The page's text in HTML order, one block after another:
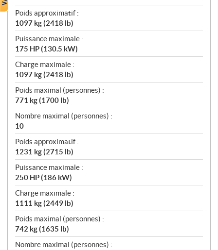
Poids approximatif :
1097 kg (2418 lb)
Puissance maximale :
175 HP (130.5 kW)
Charge maximale :
1097 kg (2418 lb)
Poids maximal (personnes) :
771 kg (1700 lb)
Nombre maximal (personnes) :
10
Poids approximatif :
1231 kg (2715 lb)
Puissance maximale :
250 HP (186 kW)
Charge maximale :
1111 kg (2449 lb)
Poids maximal (personnes) :
742 kg (1635 lb)
Nombre maximal (personnes) :